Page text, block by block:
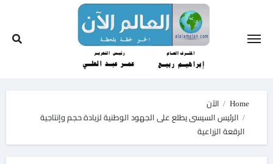
Home
الآن
الرئيس السيسى يطلع على الجهود الوطنية لزيادة حجم وإنتاجية
الرقعة الزراعية